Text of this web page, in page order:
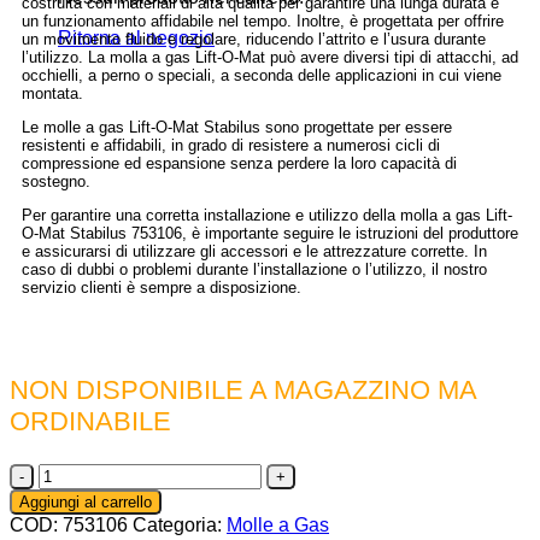
Ritorna al negozio
un funzionamento affidabile nel tempo. Inoltre, è progettata per offrire
un movimento fluido e regolare, riducendo l’attrito e l’usura durante
l’utilizzo. La molla a gas Lift-O-Mat può avere diversi tipi di attacchi, ad
occhielli, a perno o speciali, a seconda delle applicazioni in cui viene
montata.
Le molle a gas Lift-O-Mat Stabilus sono progettate per essere
resistenti e affidabili, in grado di resistere a numerosi cicli di
compressione ed espansione senza perdere la loro capacità di
sostegno.
Per garantire una corretta installazione e utilizzo della molla a gas Lift-
O-Mat Stabilus 753106, è importante seguire le istruzioni del produttore
e assicurarsi di utilizzare gli accessori e le attrezzature corrette. In
caso di dubbi o problemi durante l’installazione o l’utilizzo, il nostro
servizio clienti è sempre a disposizione.
NON DISPONIBILE A MAGAZZINO MA
ORDINABILE
753106
-
Molla
Aggiungi al carrello
COD: 753106 Categoria: Molle a Gas